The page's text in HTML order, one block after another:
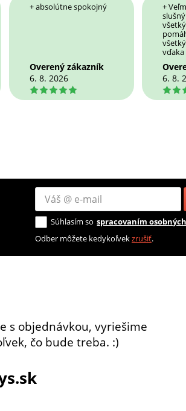
+ absolútne spokojný
Overený zákazník
6. 8. 2026
5
+
vďaka
6. 8.
5
Súhlasím so spracovaním
Odber môžete kedykoľvekzrušiť.
s objednávkou, vyriešime
čo bude treba. :)